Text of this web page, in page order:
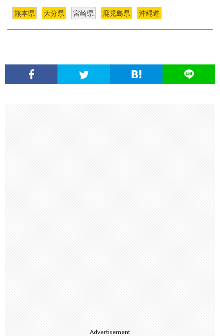
熊本県 大分県 宮崎県 鹿児島県 沖縄道
Advertisement